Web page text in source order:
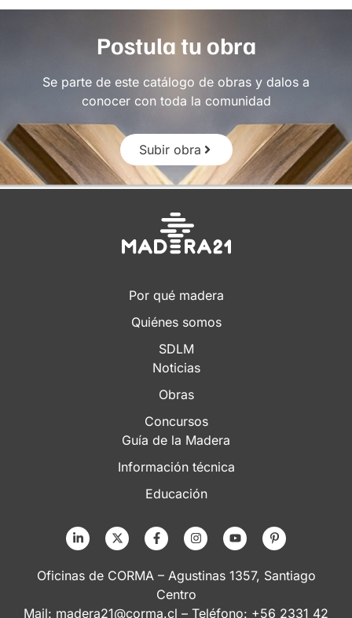
Postula tu obra
Se parte de este catálogo de obras y dalos a
conocer con toda la comunidad
Subir obra
Por qué madera
Quiénes somos
SDLM
Noticias
Obras
Concursos
Guía de la Madera
Información técnica
Educación
Oficinas de CORMA – Agustinas 1357, Santiago
Centro
Mail: madera21@corma.cl – Teléfono: +56 2331 42